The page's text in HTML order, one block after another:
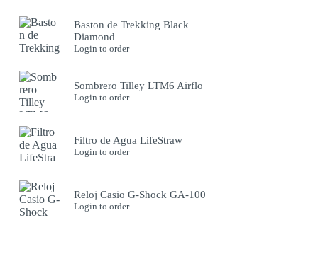
Baston de Trekking Black
Diamond
Login to order
Sombrero Tilley LTM6 Airflo
Login to order
Filtro de Agua LifeStraw
Login to order
Reloj Casio G-Shock GA-100
Login to order